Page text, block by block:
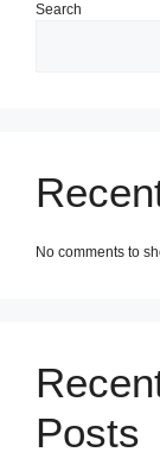
Search
No comments to
Posts